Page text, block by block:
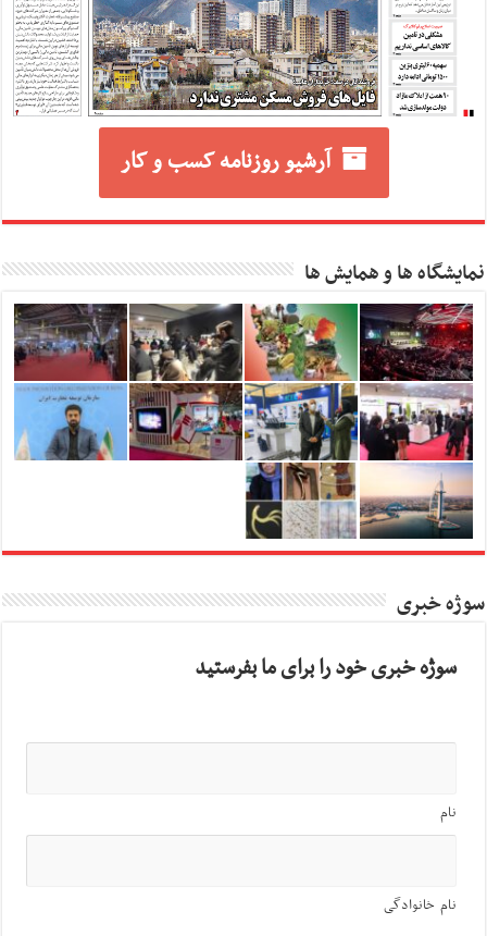
آرشیو روزنامه کسب و کار
نمایشگاه ها و همایش ها
سوژه خبری
سوژه خبری خود را برای ما بفرستید
نام
نام خانوادگی